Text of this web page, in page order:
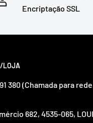
Encriptação SSL
/LOJA
380 (Chamada para
682, 4535-065,